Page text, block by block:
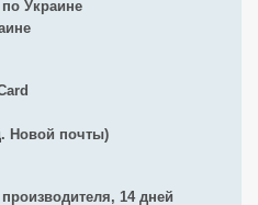
Украине
Новой почты)
14 дней